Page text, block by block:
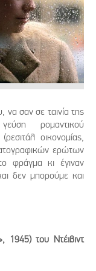
να σαν σε ταινία της
ρομαντικού
οικονομίας,
ερώτων
φράγμα κι έγιναν
δεν μπορούμε και
1945) του Ντέιβιντ